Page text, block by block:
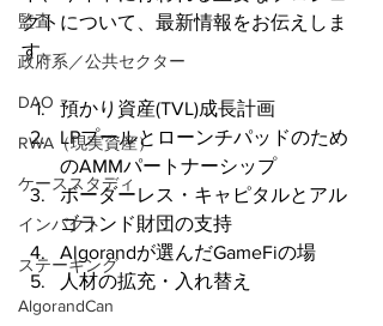
監査
政府系／公共セクター
DAO
RWA（現実資産）
ケーススタディ
インパクト
ステーキング
AlgorandCan
クトについて、最新情報をお伝えしま
す。
預かり資産(TVL)成長計画
LPプールとローンチパッドのため
のAMMパートナーシップ
ボーダーレス・キャピタルとアル
ゴランド財団の支持
Algorandが選んだGameFiの場
人材の拡充・入れ替え